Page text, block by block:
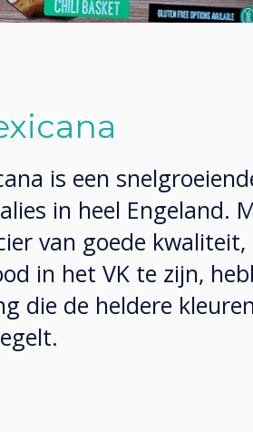
is een
in heel Engeland.
van goede
in het VK te zijn,
die de heldere